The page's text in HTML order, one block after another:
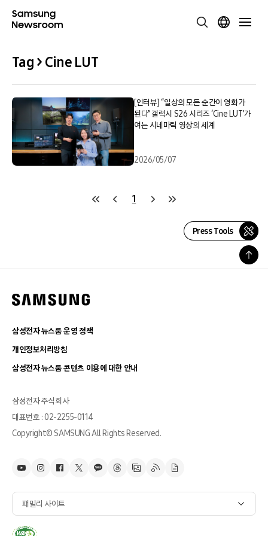
Tag > Cine LUT
[인터뷰] “일상의 모든 순간이 영화가
된다” 갤럭시 S26 시리즈 ‘Cine LUT’가
여는 시네마틱 영상의 세계
2026/05/07
1
Press Tools
삼성전자 뉴스룸 운영 정책
개인정보처리방침
삼성전자 뉴스룸 콘텐츠 이용에 대한 안내
삼성전자 주식회사
대표번호 : 02-2255-0114
Copyright© SAMSUNG All Rights Reserved.
패밀리 사이트